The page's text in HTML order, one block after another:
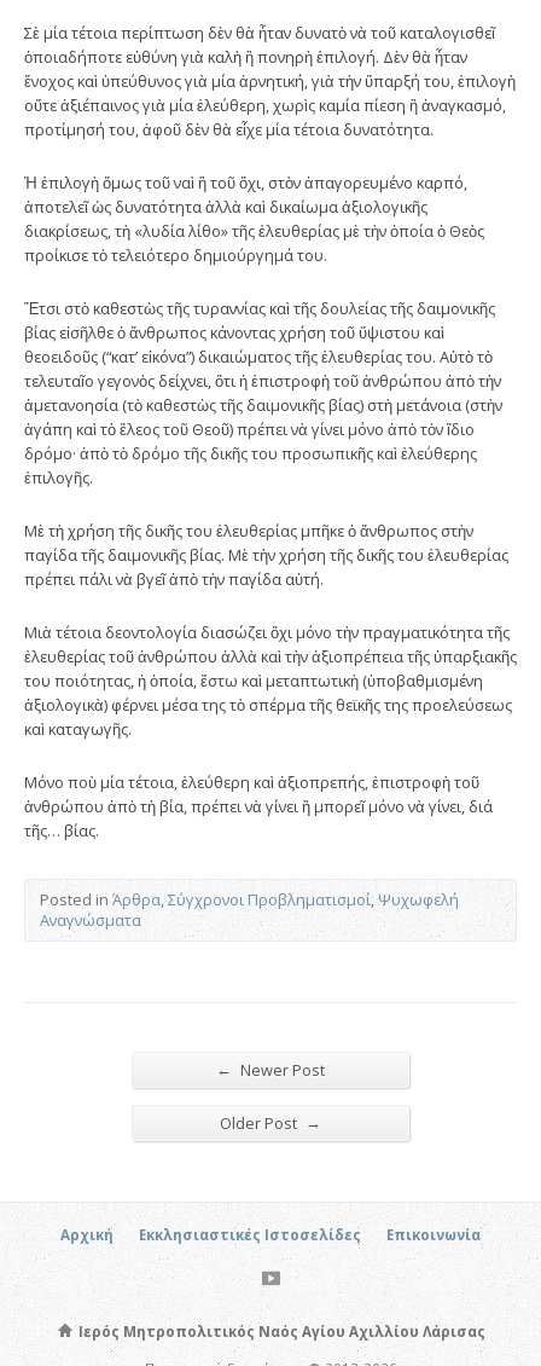
Σὲ μία τέτοια περίπτωση δὲν θὰ ἦταν δυνατὸ νὰ τοῦ καταλογισθεῖ
ὁποιαδήποτε εὐθύνη γιὰ καλὴ ἢ πονηρὴ ἐπιλογή. Δὲν θὰ ἦταν
ἔνοχος καὶ ὑπεύθυνος γιὰ μία ἀρνητική, γιὰ τὴν ὕπαρξή του, ἐπιλογὴ
οὔτε ἀξιέπαινος γιὰ μία ἐλεύθερη, χωρὶς καμία πίεση ἢ ἀναγκασμό,
προτίμησή του, ἀφοῦ δὲν θὰ εἶχε μία τέτοια δυνατότητα.
Ἡ ἐπιλογὴ ὅμως τοῦ ναὶ ἢ τοῦ ὄχι, στὸν ἀπαγορευμένο καρπό,
ἀποτελεῖ ὡς δυνατότητα ἀλλὰ καὶ δικαίωμα ἀξιολογικῆς
διακρίσεως, τὴ «λυδία λίθο» τῆς ἐλευθερίας μὲ τὴν ὁποία ὁ Θεὸς
προίκισε τὸ τελειότερο δημιούργημά του.
Ἔτσι στὸ καθεστὼς τῆς τυραννίας καὶ τῆς δουλείας τῆς δαιμονικῆς
βίας εἰσῆλθε ὁ ἄνθρωπος κάνοντας χρήση τοῦ ὕψιστου καὶ
θεοειδοῦς (“κατ’ εἰκόνα”) δικαιώματος τῆς ἐλευθερίας του. Αὐτὸ τὸ
τελευταῖο γεγονὸς δείχνει, ὅτι ἡ ἐπιστροφὴ τοῦ ἀνθρώπου ἀπὸ τὴν
ἀμετανοησία (τὸ καθεστὼς τῆς δαιμονικῆς βίας) στὴ μετάνοια (στὴν
ἀγάπη καὶ τὸ ἔλεος τοῦ Θεοῦ) πρέπει νὰ γίνει μόνο ἀπὸ τὸν ἴδιο
δρόμο· ἀπὸ τὸ δρόμο τῆς δικῆς του προσωπικῆς καὶ ἐλεύθερης
ἐπιλογῆς.
Μὲ τὴ χρήση τῆς δικῆς του ἐλευθερίας μπῆκε ὁ ἄνθρωπος στὴν
παγίδα τῆς δαιμονικῆς βίας. Μὲ τὴν χρήση τῆς δικῆς του ἐλευθερίας
πρέπει πάλι νὰ βγεῖ ἀπὸ τὴν παγίδα αὐτή.
Μιὰ τέτοια δεοντολογία διασώζει ὄχι μόνο τὴν πραγματικότητα τῆς
ἐλευθερίας τοῦ ἀνθρώπου ἀλλὰ καὶ τὴν ἀξιοπρέπεια τῆς ὑπαρξιακῆς
του ποιότητας, ἡ ὁποία, ἔστω καὶ μεταπτωτικὴ (ὑποβαθμισμένη
ἀξιολογικὰ) φέρνει μέσα της τὸ σπέρμα τῆς θεϊκῆς της προελεύσεως
καὶ καταγωγῆς.
Μόνο ποὺ μία τέτοια, ἐλεύθερη καὶ ἀξιοπρεπής, ἐπιστροφὴ τοῦ
ἀνθρώπου ἀπὸ τὴ βία, πρέπει νὰ γίνει ἢ μπορεῖ μόνο νὰ γίνει, διά
τῆς… βίας.
Posted in Άρθρα,Σύγχρονοι Προβληματισμοί,Ψυχωφελή
Αναγνώσματα
← Newer Post
Older Post →
Αρχική Εκκλησιαστικές Ιστοσελίδες Επικοινωνία
Ιερός Μητροπολιτικός Ναός Αγίου Αχιλλίου Λάρισας